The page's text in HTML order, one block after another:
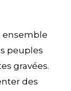
ensemble
peuples
gravées.
des